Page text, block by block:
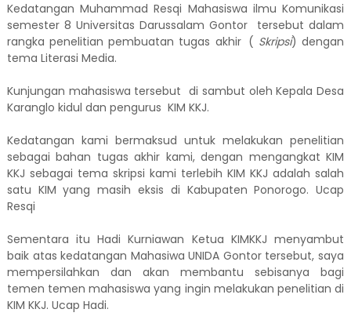
Kedatangan Muhammad Resqi Mahasiswa ilmu Komunikasi
semester 8 Universitas Darussalam Gontor tersebut dalam
rangka penelitian pembuatan tugas akhir ( Skripsi) dengan
tema Literasi Media.
Kunjungan mahasiswa tersebut di sambut oleh Kepala Desa
Karanglo kidul dan pengurus KIM KKJ.
Kedatangan kami bermaksud untuk melakukan penelitian
sebagai bahan tugas akhir kami, dengan mengangkat KIM
KKJ sebagai tema skripsi kami terlebih KIM KKJ adalah salah
satu KIM yang masih eksis di Kabupaten Ponorogo. Ucap
Resqi
Sementara itu Hadi Kurniawan Ketua KIMKKJ menyambut
baik atas kedatangan Mahasiwa UNIDA Gontor tersebut, saya
mempersilahkan dan akan membantu sebisanya bagi
temen temen mahasiswa yang ingin melakukan penelitian di
KIM KKJ. Ucap Hadi.